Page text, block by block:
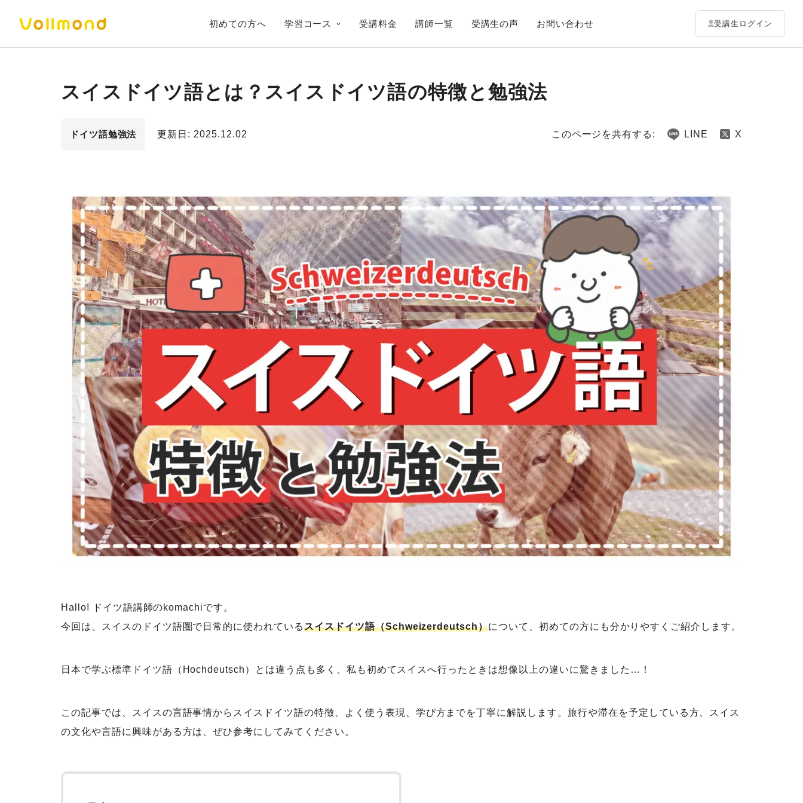
初めての方へ 学習コース 受講料金 講師一覧 受講生の声 お問い合わせ 受講生ログイン
スイスドイツ語とは？スイスドイツ語の特徴と勉強法
ドイツ語勉強法 更新日: 2025.12.02 このページを共有する: LINE X
Hallo! ドイツ語講師のkomachiです。
今回は、スイスのドイツ語圏で日常的に使われているスイスドイツ語（Schweizerdeutsch）について、初めての方にも分かりやすくご紹介します。
日本で学ぶ標準ドイツ語（Hochdeutsch）とは違う点も多く、私も初めてスイスへ行ったときは想像以上の違いに驚きました…！
この記事では、スイスの言語事情からスイスドイツ語の特徴、よく使う表現、学び方までを丁寧に解説します。旅行や滞在を予定している方、スイス
の文化や言語に興味がある方は、ぜひ参考にしてみてください。